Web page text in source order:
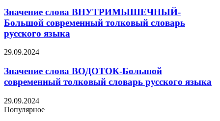
Значение слова ВНУТРИМЫШЕЧНЫЙ-
Большой современный толковый словарь
русского языка
29.09.2024
Значение слова ВОДОТОК-Большой
современный толковый словарь русского языка
29.09.2024
Популярное